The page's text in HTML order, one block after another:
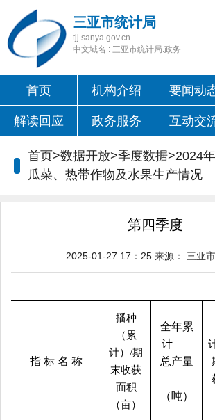
三亚市统计局
tjj.sanya.gov.cn
中文域名 : 三亚市统计局.政务
首页 机构介绍 要闻动
解读回应 政务服务 互动交
首页>数据开放>季度数据>2024
瓜菜、热带作物及水果生产情况
第四季度
2025-01-27 17：25 来源： 三亚
指 标 名 称
播种
（累
计） /期
末收获
面积
（亩）
全年累
计
总产量
（吨）